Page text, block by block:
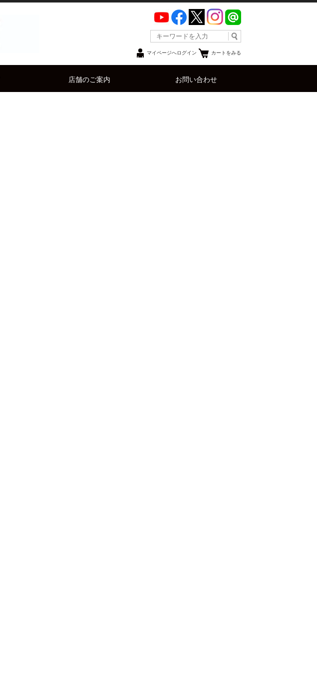
マイページへログイン カートをみる
店舗のご案内 お問い合わせ